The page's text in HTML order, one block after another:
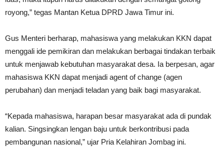
royong,” tegas Mantan Ketua DPRD Jawa Timur ini.
Gus Menteri berharap, mahasiswa yang melakukan KKN dapat
menggali ide pemikiran dan melakukan berbagai tindakan terbaik
untuk menjawab kebutuhan masyarakat desa. Ia berpesan, agar
mahasiswa KKN dapat menjadi agent of change (agen
perubahan) dan menjadi teladan yang baik bagi masyarakat.
“Kepada mahasiswa, harapan besar masyarakat ada di pundak
kalian. Singsingkan lengan baju untuk berkontribusi pada
pembangunan nasional,” ujar Pria Kelahiran Jombag ini.